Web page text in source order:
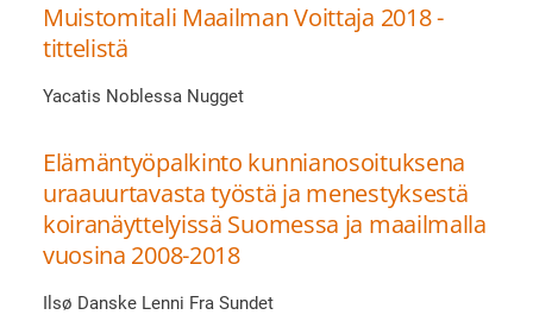
Muistomitali Maailman Voittaja 2018 -
tittelistä
Yacatis Noblessa Nugget
Elämäntyöpalkinto kunnianosoituksena
uraauurtavasta työstä ja menestyksestä
koiranäyttelyissä Suomessa ja maailmalla
vuosina 2008-2018
Ilsø Danske Lenni Fra Sundet